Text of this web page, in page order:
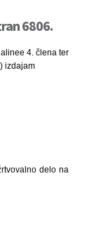
6806.
4. člena ter
izdajam
delo na